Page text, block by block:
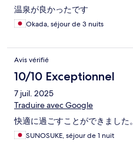
温泉が良かったです
Okada, séjour de 3 nuits
Avis vérifié
10/10 Exceptionnel
7 juil. 2025
Traduire avec Google
快適に過ごすことができました。
SUNOSUKE, séjour de 1 nuit